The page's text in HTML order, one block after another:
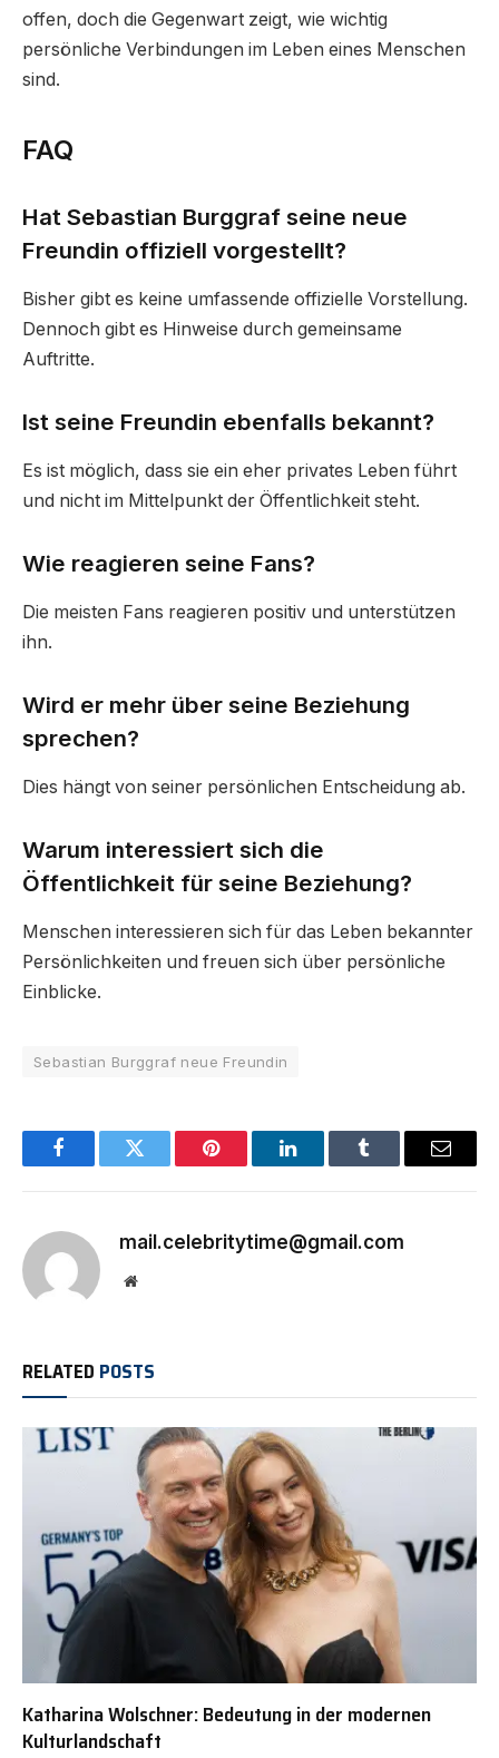
offen, doch die Gegenwart zeigt, wie wichtig
persönliche Verbindungen im Leben eines Menschen
sind.
FAQ
Hat Sebastian Burggraf seine neue
Freundin offiziell vorgestellt?
Bisher gibt es keine umfassende offizielle Vorstellung.
Dennoch gibt es Hinweise durch gemeinsame
Auftritte.
Ist seine Freundin ebenfalls bekannt?
Es ist möglich, dass sie ein eher privates Leben führt
und nicht im Mittelpunkt der Öffentlichkeit steht.
Wie reagieren seine Fans?
Die meisten Fans reagieren positiv und unterstützen
ihn.
Wird er mehr über seine Beziehung
sprechen?
Dies hängt von seiner persönlichen Entscheidung ab.
Warum interessiert sich die
Öffentlichkeit für seine Beziehung?
Menschen interessieren sich für das Leben bekannter
Persönlichkeiten und freuen sich über persönliche
Einblicke.
Sebastian Burggraf neue Freundin
FacebookTwitter Pinterest LinkedInTumblr Email
mail.celebritytime@gmail.com
Website
RELATED POSTS
Katharina Wolschner: Bedeutung in der modernen
Kulturlandschaft